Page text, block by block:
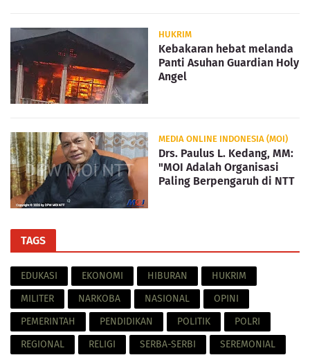
HUKRIM
Kebakaran hebat melanda
Panti Asuhan Guardian Holy
Angel
MEDIA ONLINE INDONESIA (MOI)
Drs. Paulus L. Kedang, MM:
"MOI Adalah Organisasi
Paling Berpengaruh di NTT
TAGS
EDUKASI EKONOMI HIBURAN
HUKRIM
MILITER
NARKOBA NASIONAL
OPINI
PEMERINTAH
PENDIDIKAN POLITIK
POLRI
REGIONAL
RELIGI SERBA-SERBI SEREMONIAL